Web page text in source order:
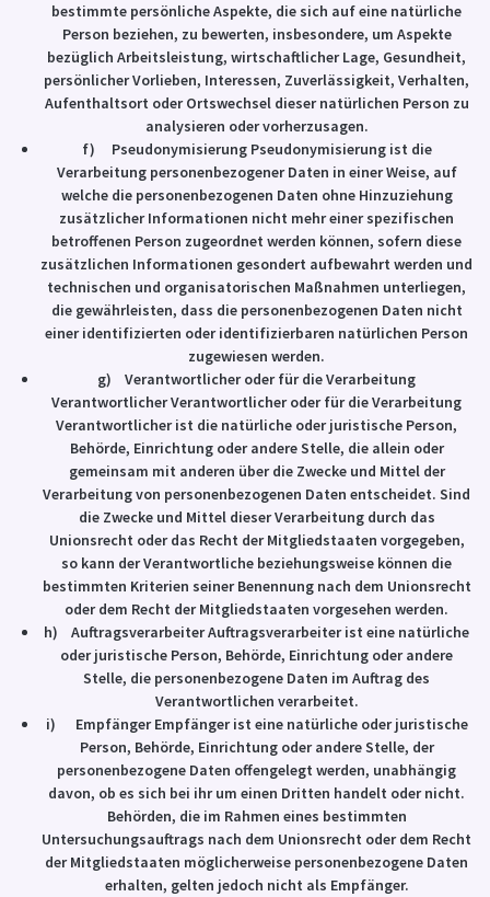
bestimmte persönliche Aspekte, die sich auf eine natürliche
Person beziehen, zu bewerten, insbesondere, um Aspekte
bezüglich Arbeitsleistung, wirtschaftlicher Lage, Gesundheit,
persönlicher Vorlieben, Interessen, Zuverlässigkeit, Verhalten,
Aufenthaltsort oder Ortswechsel dieser natürlichen Person zu
analysieren oder vorherzusagen.
f) Pseudonymisierung Pseudonymisierung ist die
Verarbeitung personenbezogener Daten in einer Weise, auf
welche die personenbezogenen Daten ohne Hinzuziehung
zusätzlicher Informationen nicht mehr einer spezifischen
betroffenen Person zugeordnet werden können, sofern diese
zusätzlichen Informationen gesondert aufbewahrt werden und
technischen und organisatorischen Maßnahmen unterliegen,
die gewährleisten, dass die personenbezogenen Daten nicht
einer identifizierten oder identifizierbaren natürlichen Person
zugewiesen werden.
g) Verantwortlicher oder für die Verarbeitung
Verantwortlicher Verantwortlicher oder für die Verarbeitung
Verantwortlicher ist die natürliche oder juristische Person,
Behörde, Einrichtung oder andere Stelle, die allein oder
gemeinsam mit anderen über die Zwecke und Mittel der
Verarbeitung von personenbezogenen Daten entscheidet. Sind
die Zwecke und Mittel dieser Verarbeitung durch das
Unionsrecht oder das Recht der Mitgliedstaaten vorgegeben,
so kann der Verantwortliche beziehungsweise können die
bestimmten Kriterien seiner Benennung nach dem Unionsrecht
oder dem Recht der Mitgliedstaaten vorgesehen werden.
h) Auftragsverarbeiter Auftragsverarbeiter ist eine natürliche
oder juristische Person, Behörde, Einrichtung oder andere
Stelle, die personenbezogene Daten im Auftrag des
Verantwortlichen verarbeitet.
i) Empfänger Empfänger ist eine natürliche oder juristische
Person, Behörde, Einrichtung oder andere Stelle, der
personenbezogene Daten offengelegt werden, unabhängig
davon, ob es sich bei ihr um einen Dritten handelt oder nicht.
Behörden, die im Rahmen eines bestimmten
Untersuchungsauftrags nach dem Unionsrecht oder dem Recht
der Mitgliedstaaten möglicherweise personenbezogene Daten
erhalten, gelten jedoch nicht als Empfänger.